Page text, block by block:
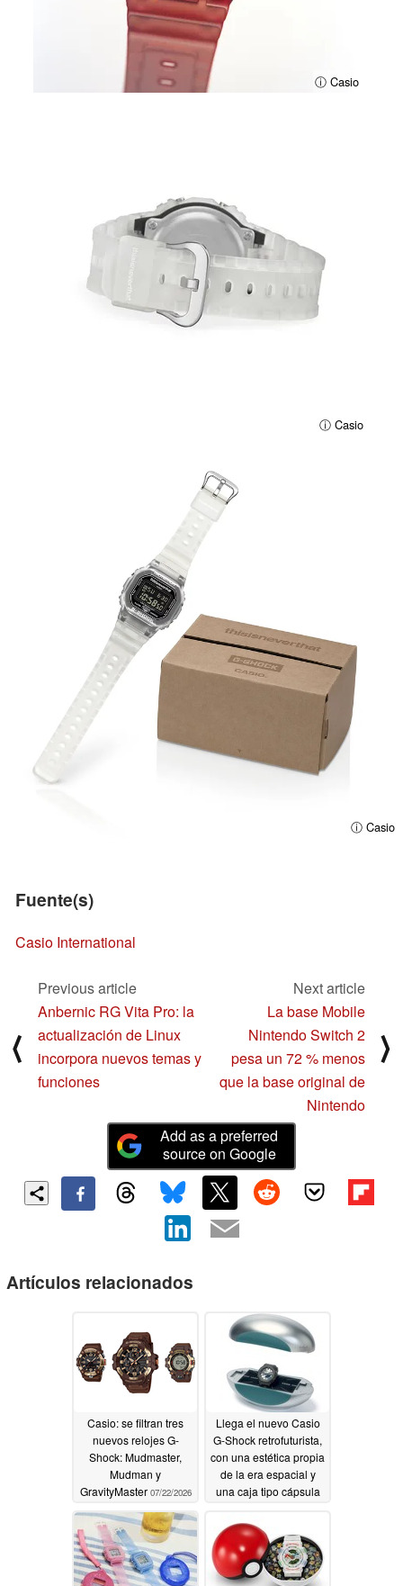
ⓘ Casio
ⓘ Casio
ⓘ Casio
Fuente(s)
Casio International
⟨
Previous article
Anbernic RG Vita Pro: la
actualización de Linux
incorpora nuevos temas y
funciones
Next article
La base Mobile
Nintendo Switch 2
pesa un 72 % menos
que la base original de
Nintendo
⟩
Add as a preferred
source on Google
Artículos relacionados
Casio: se filtran tres
nuevos relojes G-
Shock: Mudmaster,
Mudman y
GravityMaster 07/22/2026
Llega el nuevo Casio
G-Shock retrofuturista,
con una estética propia
de la era espacial y
una caja tipo cápsula
colección